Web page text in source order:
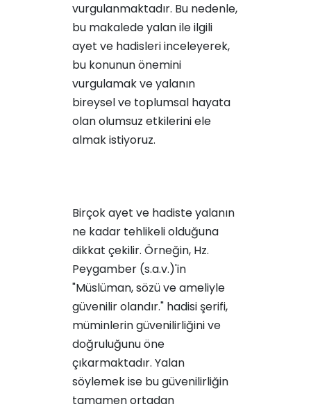
vurgulanmaktadır. Bu nedenle,
bu makalede yalan ile ilgili
ayet ve hadisleri inceleyerek,
bu konunun önemini
vurgulamak ve yalanın
bireysel ve toplumsal hayata
olan olumsuz etkilerini ele
almak istiyoruz.
Birçok ayet ve hadiste yalanın
ne kadar tehlikeli olduğuna
dikkat çekilir. Örneğin, Hz.
Peygamber (s.a.v.)'in
"Müslüman, sözü ve ameliyle
güvenilir olandır." hadisi şerifi,
müminlerin güvenilirliğini ve
doğruluğunu öne
çıkarmaktadır. Yalan
söylemek ise bu güvenilirliğin
tamamen ortadan